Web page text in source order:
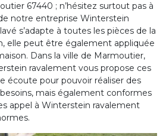
67440 ; n’hésitez surtout pas à
notre entreprise Winterstein
s’adapte à toutes les pièces de la
elle peut être également appliquée
Dans la ville de Marmoutier,
ravalement vous propose ces
écoute pour pouvoir réaliser des
mais également conformes
appel à Winterstein ravalement